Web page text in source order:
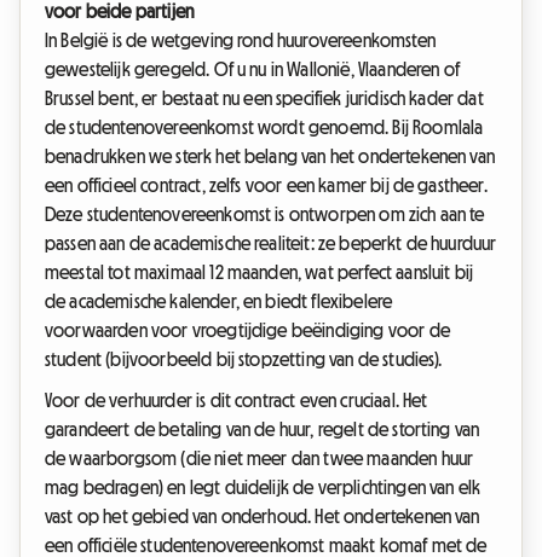
voor beide partijen
In België is de wetgeving rond huurovereenkomsten
gewestelijk geregeld. Of u nu in Wallonië, Vlaanderen of
Brussel bent, er bestaat nu een specifiek juridisch kader dat
de studentenovereenkomst wordt genoemd. Bij Roomlala
benadrukken we sterk het belang van het ondertekenen van
een officieel contract, zelfs voor een kamer bij de gastheer.
Deze studentenovereenkomst is ontworpen om zich aan te
passen aan de academische realiteit: ze beperkt de huurduur
meestal tot maximaal 12 maanden, wat perfect aansluit bij
de academische kalender, en biedt flexibelere
voorwaarden voor vroegtijdige beëindiging voor de
student (bijvoorbeeld bij stopzetting van de studies).
Voor de verhuurder is dit contract even cruciaal. Het
garandeert de betaling van de huur, regelt de storting van
de waarborgsom (die niet meer dan twee maanden huur
mag bedragen) en legt duidelijk de verplichtingen van elk
vast op het gebied van onderhoud. Het ondertekenen van
een officiële studentenovereenkomst maakt komaf met de